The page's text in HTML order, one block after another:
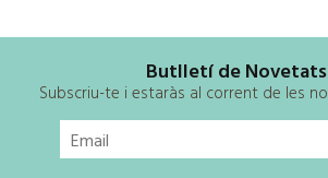
Butlletí de Novetats
Subscriu-te i estaràs al corrent de les